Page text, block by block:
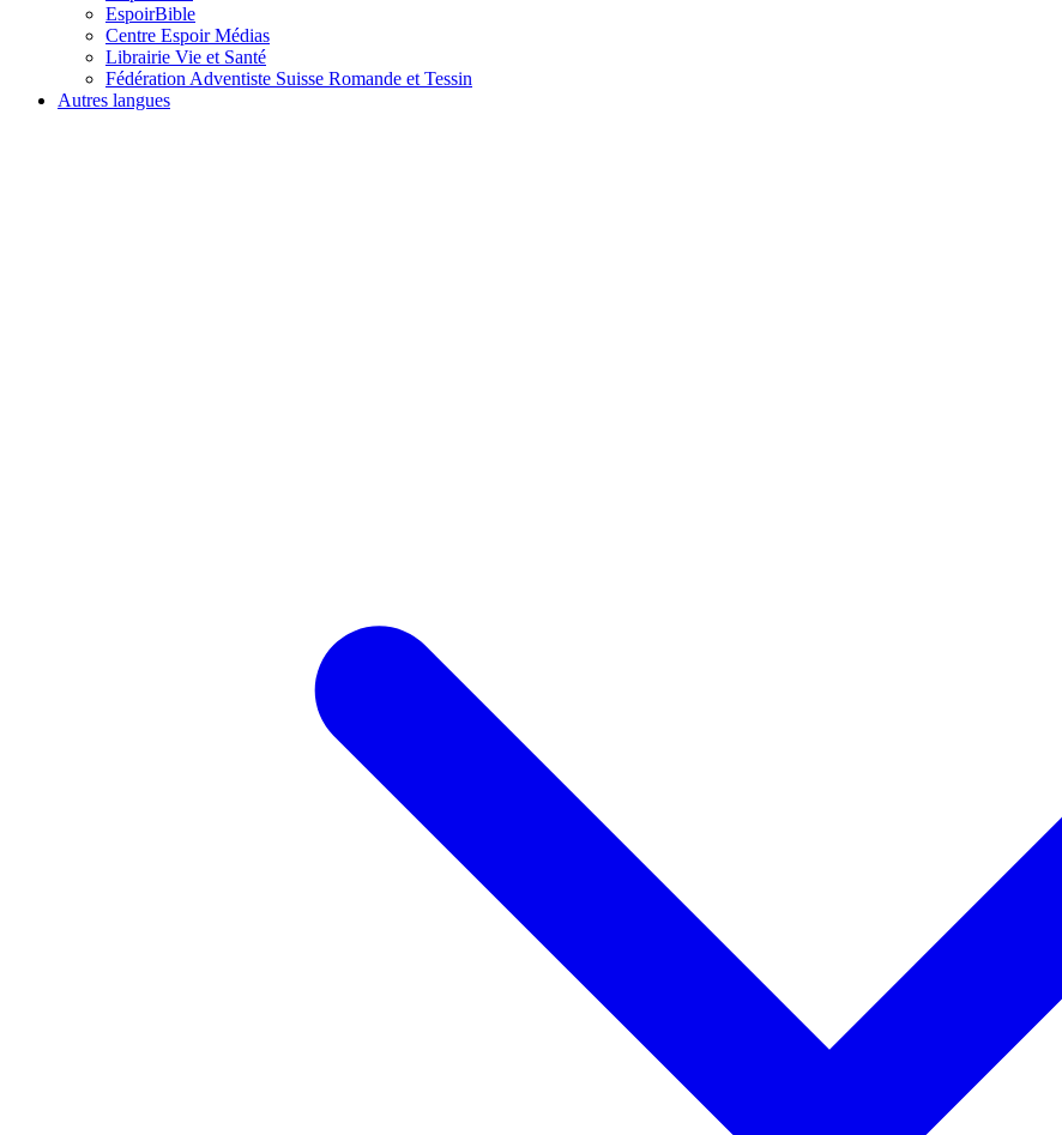
EspoirBible
Centre Espoir Médias
Librairie Vie et Santé
Fédération Adventiste Suisse Romande et Tessin
Autres langues